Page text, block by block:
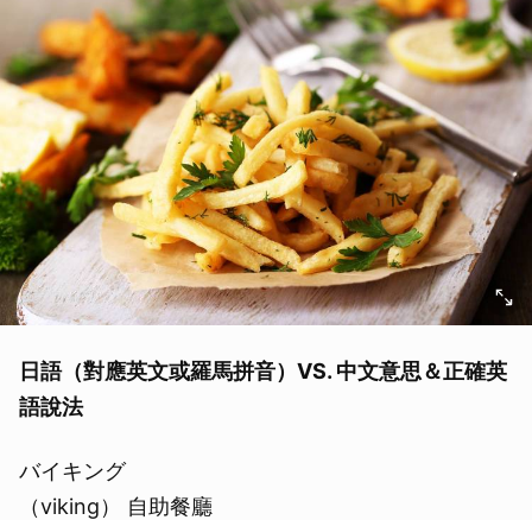
日語（對應英文或羅馬拼音）VS. 中文意思＆正確英
語說法
バイキング
（viking） 自助餐廳